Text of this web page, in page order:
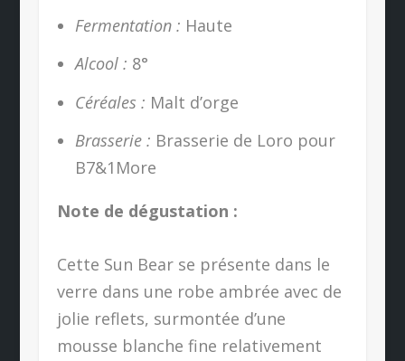
Fermentation : Haute
Alcool : 8°
Céréales : Malt d’orge
Brasserie : Brasserie de Loro pour
B7&1More
Note de dégustation :
Cette Sun Bear se présente dans le
verre dans une robe ambrée avec de
jolie reflets, surmontée d’une
mousse blanche fine relativement